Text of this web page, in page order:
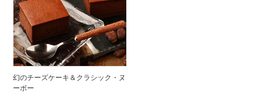
幻のチーズケーキ＆クラシック・ヌ
ーボー